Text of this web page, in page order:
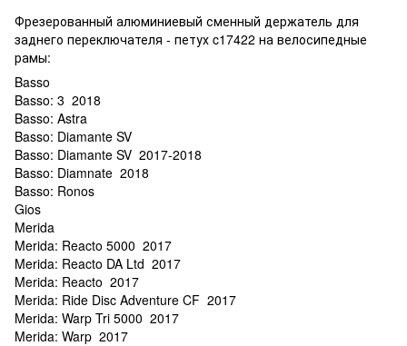
Фрезерованный алюминиевый сменный держатель для
заднего переключателя - петух c17422 на велосипедные
рамы:
Basso
Basso: 3 2018
Basso: Astra
Basso: Diamante SV
Basso: Diamante SV 2017-2018
Basso: Diamnate 2018
Basso: Ronos
Gios
Merida
Merida: Reacto 5000 2017
Merida: Reacto DA Ltd 2017
Merida: Reacto 2017
Merida: Ride Disc Adventure CF 2017
Merida: Warp Tri 5000 2017
Merida: Warp 2017